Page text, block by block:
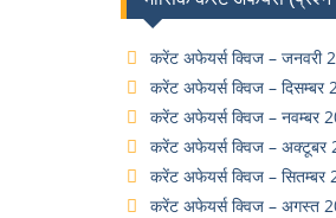
करेंट अफेयर्स क्विज – जनवरी
करेंट अफेयर्स क्विज – दिसम्बर
करेंट अफेयर्स क्विज – नवम्बर
करेंट अफेयर्स क्विज – अक्टूबर
करेंट अफेयर्स क्विज – सितम्बर
करेंट अफेयर्स क्विज – अगस्त